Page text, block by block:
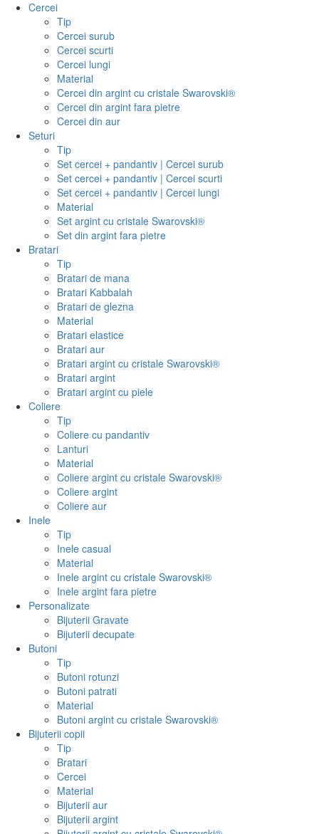
Cercei
Tip
Cercei surub
Cercei scurti
Cercei lungi
Material
Cercei din argint cu cristale Swarovski®
Cercei din argint fara pietre
Cercei din aur
Seturi
Tip
Set cercei + pandantiv | Cercei surub
Set cercei + pandantiv | Cercei scurti
Set cercei + pandantiv | Cercei lungi
Material
Set argint cu cristale Swarovski®
Set din argint fara pietre
Bratari
Tip
Bratari de mana
Bratari Kabbalah
Bratari de glezna
Material
Bratari elastice
Bratari aur
Bratari argint cu cristale Swarovski®
Bratari argint
Bratari argint cu piele
Coliere
Tip
Coliere cu pandantiv
Lanturi
Material
Coliere argint cu cristale Swarovski®
Coliere argint
Coliere aur
Inele
Tip
Inele casual
Material
Inele argint cu cristale Swarovski®
Inele argint fara pietre
Personalizate
Bijuterii Gravate
Bijuterii decupate
Butoni
Tip
Butoni rotunzi
Butoni patrati
Material
Butoni argint cu cristale Swarovski®
Bijuterii copii
Tip
Bratari
Cercei
Material
Bijuterii aur
Bijuterii argint